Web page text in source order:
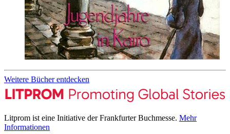
Weitere Bücher entdecken
Litprom ist eine Initiative der Frankfurter Buchmesse. Mehr
Informationen